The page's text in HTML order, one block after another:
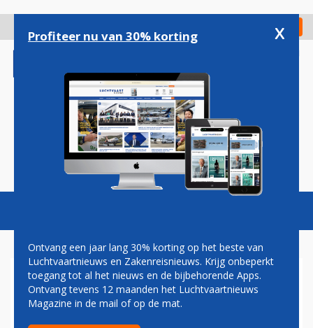
gaan
Check in
Magazine Podcasts Vacatures
DELTA VAN START TUSSEN
ATLANTA EN SEOUL
Profiteer nu van 30% korting x
Ontvang een jaar lang 30% korting op het beste van
Luchtvaartnieuws en Zakenreisnieuws. Krijg onbeperkt
toegang tot al het nieuws en de bijbehorende Apps.
Ontvang tevens 12 maanden het Luchtvaartnieuws
Magazine in de mail of op de mat.